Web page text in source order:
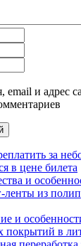
и адрес
за
в цене билета
и
ленты из
и
покрытий в